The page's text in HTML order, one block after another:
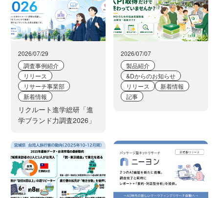
2026/07/29
調査事例紹介
リリース
リサーチ事業部
新着情報
リクルート進学総研「進
学ブランド力調査2026」
2026/07/07
製品紹介
&Dからのお知らせ
リリース
新着情報
記事